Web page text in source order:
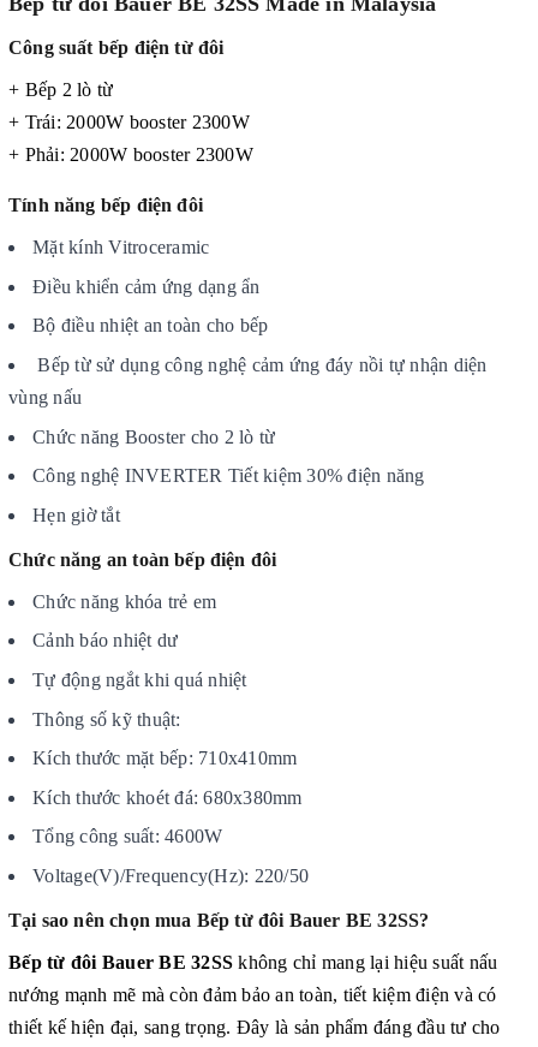
Công suất bếp điện từ đôi
+ Bếp 2 lò từ
+ Trái: 2000W booster 2300W
+ Phải: 2000W booster 2300W
Tính năng bếp điện đôi
Mặt kính Vitroceramic
Ðiều khiển cảm ứng dạng ẩn
Bộ điều nhiệt an toàn cho bếp
Bếp từ sử dụng công nghệ cảm ứng đáy nồi tự nhận diện
vùng nấu
Chức năng Booster cho 2 lò từ
Công nghệ INVERTER Tiết kiệm 30% điện năng
Hẹn giờ tắt
Chức năng an toàn bếp điện đôi
Chức năng khóa trẻ em
Cảnh báo nhiệt dư
Tự động ngắt khi quá nhiệt
Thông số kỹ thuật:
Kích thước mặt bếp: 710x410mm
Kích thước khoét đá: 680x380mm
Tổng công suất: 4600W
Voltage(V)/Frequency(Hz): 220/50
Tại sao nên chọn mua Bếp từ đôi Bauer BE 32SS?
Bếp từ đôi Bauer BE 32SS không chỉ mang lại hiệu suất nấu
nướng mạnh mẽ mà còn đảm bảo an toàn, tiết kiệm điện và có
thiết kế hiện đại, sang trọng. Đây là sản phẩm đáng đầu tư cho